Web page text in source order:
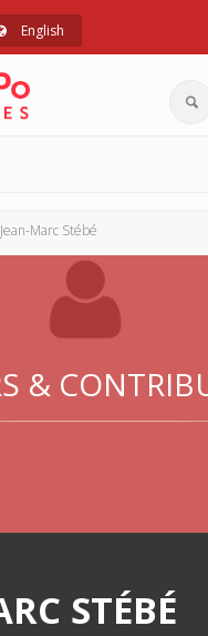
English
Jean-Marc Stébé
&
STÉBÉ